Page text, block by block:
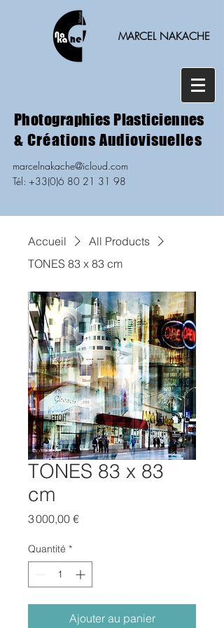
MARCEL NAKACHE
Photographies Plasticiennes
& Créations Audiovisuelles
marcelnakache@icloud.com
Tél: +33(0)6 80 21 31 98
Accueil
All Products
TONES 83 x 83 cm
TONES 83 x 83
cm
3 000,00 €Prix
Quantité *
Ajouter au panier